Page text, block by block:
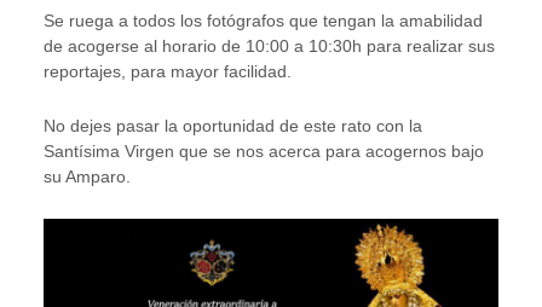
Se ruega a todos los fotógrafos que tengan la amabilidad
de acogerse al horario de 10:00 a 10:30h para realizar sus
reportajes, para mayor facilidad.
No dejes pasar la oportunidad de este rato con la
Santísima Virgen que se nos acerca para acogernos bajo
su Amparo.